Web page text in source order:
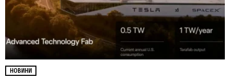
НОВИНИ